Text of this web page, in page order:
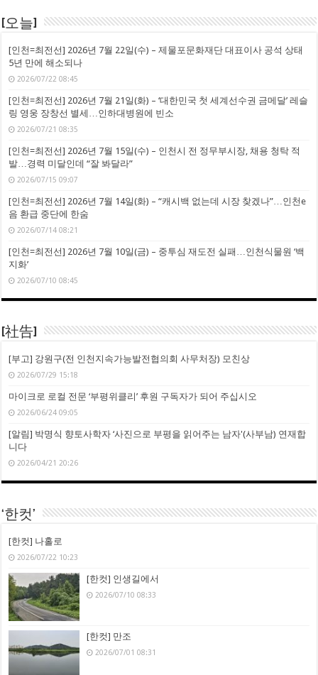
[오늘]
[인천=최전선] 2026년 7월 22일(수) – 제물포문화재단 대표이사 공석 상태
5년 만에 해소되나
2026/07/22 08:45
[인천=최전선] 2026년 7월 21일(화) – ‘대한민국 첫 세계선수권 금메달’ 레슬
링 영웅 장창선 별세…인하대병원에 빈소
2026/07/21 08:35
[인천=최전선] 2026년 7월 15일(수) – 인천시 전 정무부시장, 채용 청탁 적
발…경력 미달인데 “잘 봐달라”
2026/07/15 09:07
[인천=최전선] 2026년 7월 14일(화) – “캐시백 없는데 시장 찾겠나”…인천e
음 환급 중단에 한숨
2026/07/14 08:21
[인천=최전선] 2026년 7월 10일(금) – 중투심 재도전 실패…인천식물원 ‘백
지화’
2026/07/10 08:45
[社告]
[부고] 강원구(전 인천지속가능발전협의회 사무처장) 모친상
2026/07/29 15:18
마이크로 로컬 전문 ‘부평위클리’ 후원 구독자가 되어 주십시오
2026/06/24 09:05
[알림] 박명식 향토사학자 ‘사진으로 부평을 읽어주는 남자'(사부남) 연재합
니다
2026/04/21 20:26
‘한컷’
[한컷] 나홀로
2026/07/22 10:23
[한컷] 인생길에서
2026/07/10 08:33
[한컷] 만조
2026/07/01 08:31